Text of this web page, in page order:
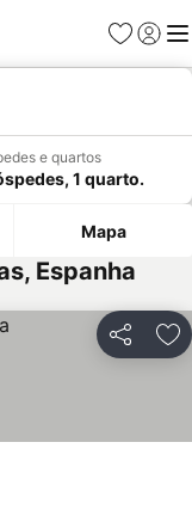
Favoritos
Iniciar
e quartos
1 quarto.
Mapa
Espanha
Partilhar